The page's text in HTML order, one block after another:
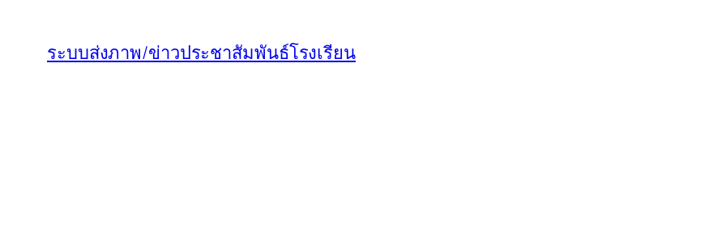
ระบบส่งภาพ/ข่าวประชาสัมพันธ์โรงเรียน